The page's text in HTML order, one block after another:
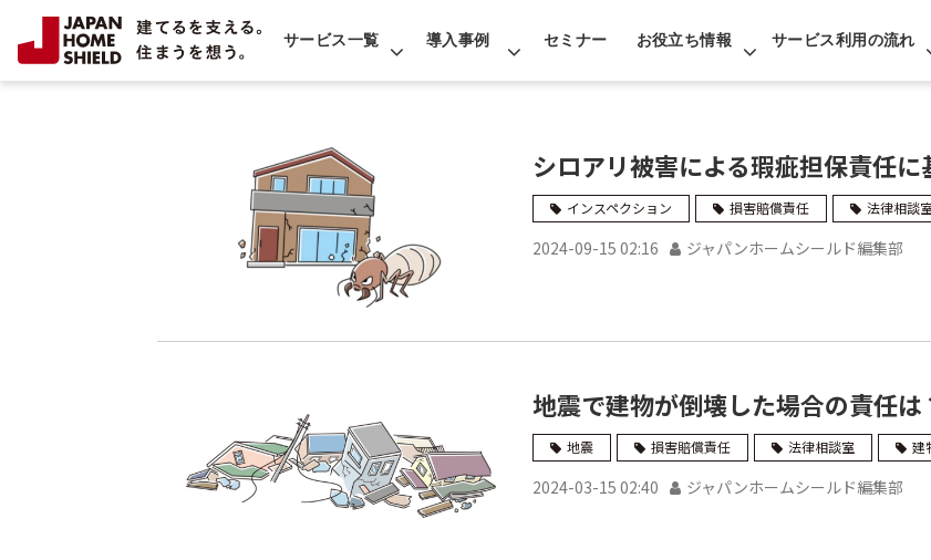
サービス一覧 導入事例 セミナー お役立ち情報 サービス利用の流れ
シロアリ被害による瑕疵担保責任
インスペクション 損害賠償責任 法律相談室
2024-09-15 02:16 ジャパンホームシールド編集部
地震で建物が倒壊した場合の責任は
地震 損害賠償責任 法律相談室 建
2024-03-15 02:40 ジャパンホームシールド編集部